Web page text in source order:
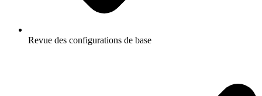
Revue des configurations de base